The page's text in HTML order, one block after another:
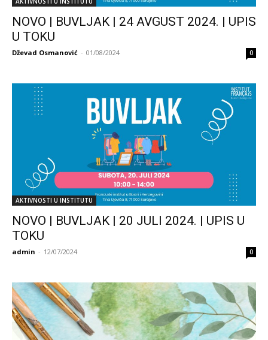
NOVO | BUVLJAK | 24 AVGUST 2024. | UPIS
U TOKU
Dževad Osmanović - 01/08/2024 0
AKTIVNOSTI U INSTITUTU
NOVO | BUVLJAK | 20 JULI 2024. | UPIS U
TOKU
admin - 12/07/2024 0